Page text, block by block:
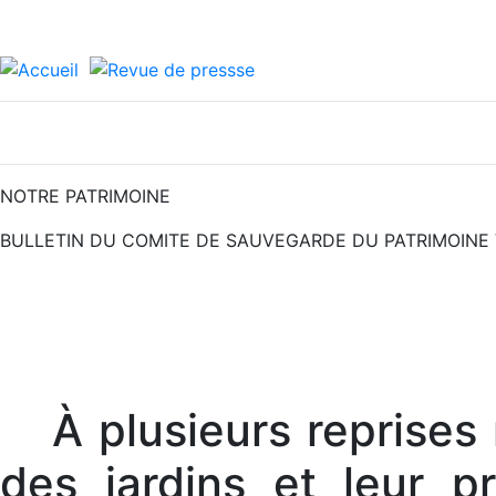
NOTRE PATRIMOINE
BULLETIN DU COMITE DE SAUVEGARDE DU PATRIMOINE
À plusieurs
des jardins et leur